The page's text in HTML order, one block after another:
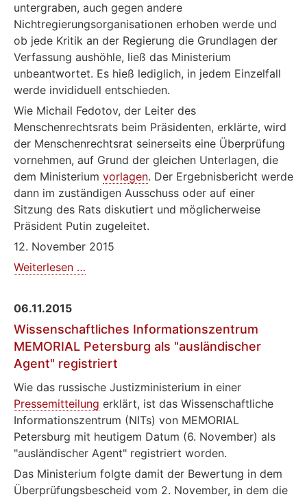
untergraben, auch gegen andere
Nichtregierungsorganisationen erhoben werde und
ob jede Kritik an der Regierung die Grundlagen der
Verfassung aushöhle, ließ das Ministerium
unbeantwortet. Es hieß lediglich, in jedem Einzelfall
werde invididuell entschieden.
Wie Michail Fedotov, der Leiter des
Menschenrechtsrats beim Präsidenten, erklärte, wird
der Menschenrechtsrat seinerseits eine Überprüfung
vornehmen, auf Grund der gleichen Unterlagen, die
dem Ministerium vorlagen. Der Ergebnisbericht werde
dann im zuständigen Ausschuss oder auf einer
Sitzung des Rats diskutiert und möglicherweise
Präsident Putin zugeleitet.
12. November 2015
Weiterlesen …
06.11.2015
Wissenschaftliches Informationszentrum
MEMORIAL Petersburg als "ausländischer
Agent" registriert
Wie das russische Justizministerium in einer
Pressemitteilung erklärt, ist das Wissenschaftliche
Informationszentrum (NITs) von MEMORIAL
Petersburg mit heutigem Datum (6. November) als
"ausländischer Agent" registriert worden.
Das Ministerium folgte damit der Bewertung in dem
Überprüfungsbescheid vom 2. November, in dem die